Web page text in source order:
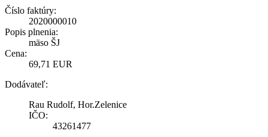
Číslo faktúry:
2020000010
Popis plnenia:
mäso ŠJ
Cena:
69,71 EUR
Dodávateľ:
Rau Rudolf, Hor.Zelenice
IČO:
43261477